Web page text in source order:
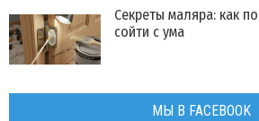
Секреты маляра: как
сойти с ума
МЫ В FACEBOOK